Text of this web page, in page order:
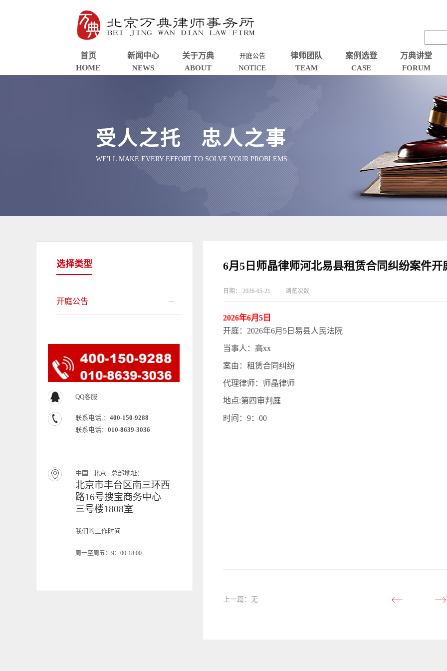
首页
HOME
新闻中心
NEWS
关于万典
ABOUT
开庭公告
NOTICE
律师团队
TEAM
案例选登
CASE
万典讲堂
FORUM
受人之托 忠人之事
WE'LL MAKE EVERY EFFORT TO SOLVE YOUR PROBLEMS
选择类型
开庭公告
QQ客服
联系电话;： 400-150-9288
联系电话： 010-8639-3036
中国 · 北京 · 总部地址：
北京市丰台区南三环西
路16号搜宝商务中心
三号楼1808室
我们的工作时间
周一至周五：9：00-18:00
6月5日师晶律师河北易县租赁合同纠纷案件开
日期： 2026-05-21 浏览次数:
2026年6月5日
开庭： 2026年6月5日易县人民法院
当事人：高xx
案由：租赁合同纠纷
代理律师：师晶律师
地点:第四审判庭
时间：9：00
上一篇：无